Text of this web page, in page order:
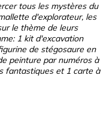
tous les mystères du
d'explorateur, les
le thème de leurs
1 kit d'excavation
de stégosaure en
peinture par numéros à
fantastiques et 1 carte à